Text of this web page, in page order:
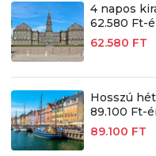
4 napos
62.580 Ft-
62.580 FT
Hosszú
89.100 Ft-
89.100 FT